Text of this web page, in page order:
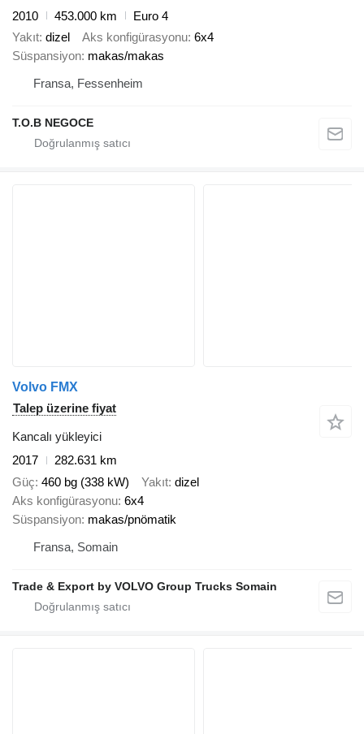
2010
453.000 km
Euro 4
Yakıt dizel Aks konfigürasyonu 6x4
Süspansiyon makas/makas
Fransa, Fessenheim
T.O.B NEGOCE
Volvo FMX
Talep üzerine fiyat
Kancalı yükleyici
2017
282.631 km
Güç 460 bg (338 kW) Yakıt dizel
Aks konfigürasyonu 6x4
Süspansiyon makas/pnömatik
Fransa, Somain
Trade & Export by VOLVO Group Trucks Somain